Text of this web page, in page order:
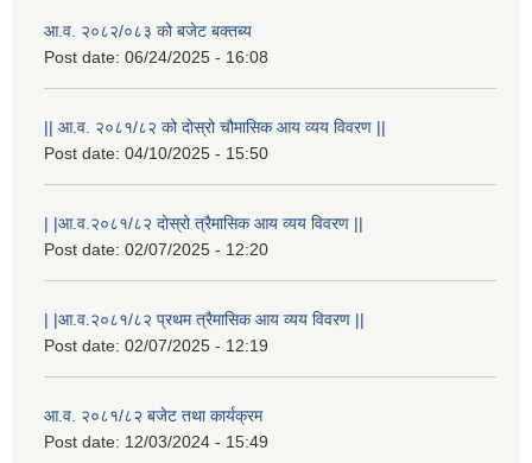
आ.व. २०८२/०८३ को बजेट बक्तब्य
Post date: 06/24/2025 - 16:08
|| आ.व. २०८१/८२ को दोस्रो चौमासिक आय व्यय विवरण ||
Post date: 04/10/2025 - 15:50
| |आ.व.२०८१/८२ दोस्रो त्रैमासिक आय व्यय विवरण ||
Post date: 02/07/2025 - 12:20
| |आ.व.२०८१/८२ प्रथम त्रैमासिक आय व्यय विवरण ||
Post date: 02/07/2025 - 12:19
आ.व. २०८१/८२ बजेट तथा कार्यक्रम
Post date: 12/03/2024 - 15:49